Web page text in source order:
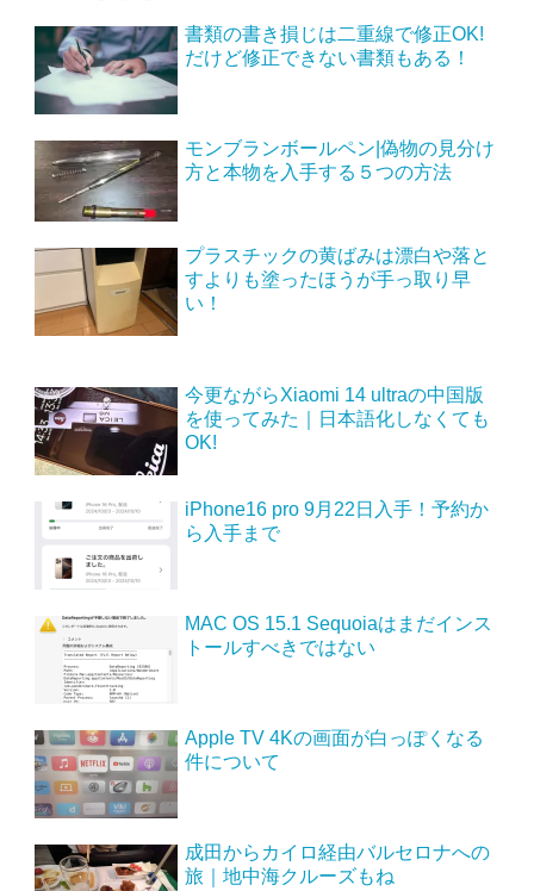
書類の書き損じは二重線で修正OK!
だけど修正できない書類もある！
モンブランボールペン|偽物の見分け
方と本物を入手する５つの方法
プラスチックの黄ばみは漂白や落と
すよりも塗ったほうが手っ取り早
い！
今更ながらXiaomi 14 ultraの中国版
を使ってみた｜日本語化しなくても
OK!
iPhone16 pro 9月22日入手！予約か
ら入手まで
MAC OS 15.1 Sequoiaはまだインス
トールすべきではない
Apple TV 4Kの画面が白っぽくなる
件について
成田からカイロ経由バルセロナへの
旅｜地中海クルーズもね